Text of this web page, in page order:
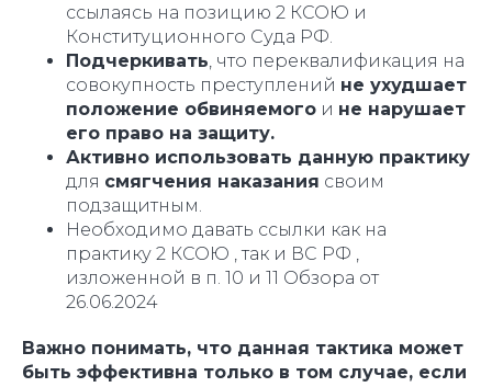
ссылаясь на позицию 2 КСОЮ и
Конституционного Суда РФ.
Подчеркивать , что переквалификация на
совокупность преступлений не ухудшает
положение обвиняемого и не нарушает
его право на защиту.
Активно использовать данную практику
для смягчения наказания своим
подзащитным.
Необходимо давать ссылки как на
практику 2 КСОЮ , так и ВС РФ ,
изложенной в п. 10 и 11 Обзора от
26.06.2024
Важно понимать, что данная тактика может
быть эффективна только в том случае, если